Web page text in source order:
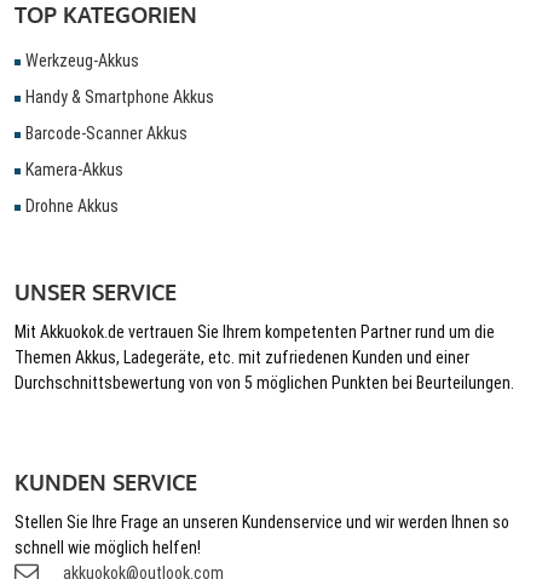
TOP KATEGORIEN
Werkzeug-Akkus
Handy & Smartphone Akkus
Barcode-Scanner Akkus
Kamera-Akkus
Drohne Akkus
UNSER SERVICE
Mit Akkuokok.de vertrauen Sie Ihrem kompetenten Partner rund um die
Themen Akkus, Ladegeräte, etc. mit zufriedenen Kunden und einer
Durchschnittsbewertung von von 5 möglichen Punkten bei Beurteilungen.
KUNDEN SERVICE
Stellen Sie Ihre Frage an unseren Kundenservice und wir werden Ihnen so
schnell wie möglich helfen!
akkuokok@outlook.com